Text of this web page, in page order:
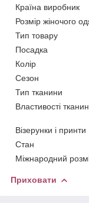
Країна виробник
Розмір жіночого
Тип товару
Посадка
Колір
Сезон
Тип тканини
Властивості
Візерунки і принти
Стан
Міжнародний
Приховати